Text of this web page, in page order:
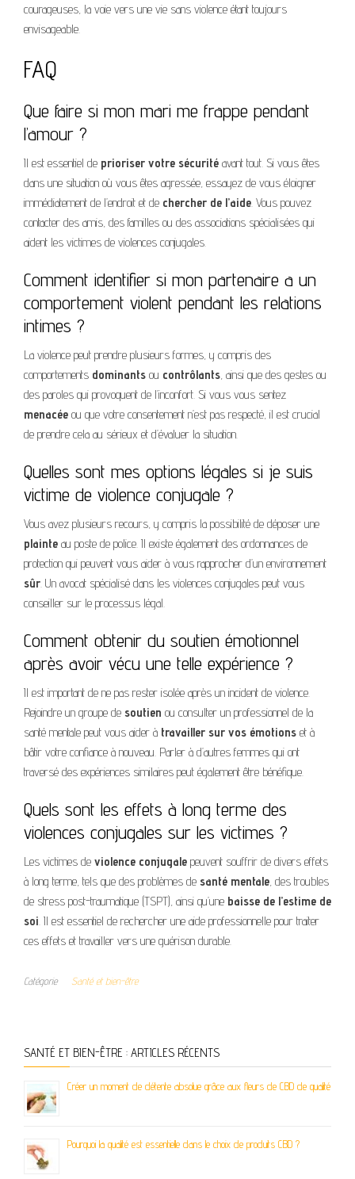
courageuses, la voie vers une vie sans violence étant toujours
envisageable.
FAQ
Que faire si mon mari me frappe pendant
l’amour ?
Il est essentiel de prioriser votre sécurité avant tout. Si vous êtes
dans une situation où vous êtes agressée, essayez de vous éloigner
immédiatement de l’endroit et de chercher de l’aide. Vous pouvez
contacter des amis, des familles ou des associations spécialisées qui
aident les victimes de violences conjugales.
Comment identifier si mon partenaire a un
comportement violent pendant les relations
intimes ?
La violence peut prendre plusieurs formes, y compris des
comportements dominants ou contrôlants, ainsi que des gestes ou
des paroles qui provoquent de l’inconfort. Si vous vous sentez
menacée ou que votre consentement n’est pas respecté, il est crucial
de prendre cela au sérieux et d’évaluer la situation.
Quelles sont mes options légales si je suis
victime de violence conjugale ?
Vous avez plusieurs recours, y compris la possibilité de déposer une
plainte au poste de police. Il existe également des ordonnances de
protection qui peuvent vous aider à vous rapprocher d’un environnement
sûr. Un avocat spécialisé dans les violences conjugales peut vous
conseiller sur le processus légal.
Comment obtenir du soutien émotionnel
après avoir vécu une telle expérience ?
Il est important de ne pas rester isolée après un incident de violence.
Rejoindre un groupe de soutien ou consulter un professionnel de la
santé mentale peut vous aider à travailler sur vos émotions et à
bâtir votre confiance à nouveau. Parler à d’autres femmes qui ont
traversé des expériences similaires peut également être bénéfique.
Quels sont les effets à long terme des
violences conjugales sur les victimes ?
Les victimes de violence conjugale peuvent souffrir de divers effets
à long terme, tels que des problèmes de santé mentale, des troubles
de stress post-traumatique (TSPT), ainsi qu’une baisse de l’estime de
soi. Il est essentiel de rechercher une aide professionnelle pour traiter
ces effets et travailler vers une guérison durable.
Catégorie Santé et bien-être
SANTÉ ET BIEN-ÊTRE : ARTICLES RÉCENTS
Créer un moment de détente absolue grâce aux fleurs de CBD de qualité
Pourquoi la qualité est essentielle dans le choix de produits CBD ?